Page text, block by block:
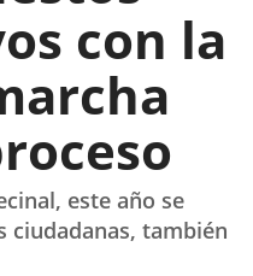
con la
este año se
ciudadanas, también